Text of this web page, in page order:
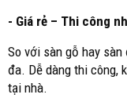
- Giá rẻ – Thi công
So với sàn gỗ hay
đa. Dễ dàng thi công,
tại nhà.